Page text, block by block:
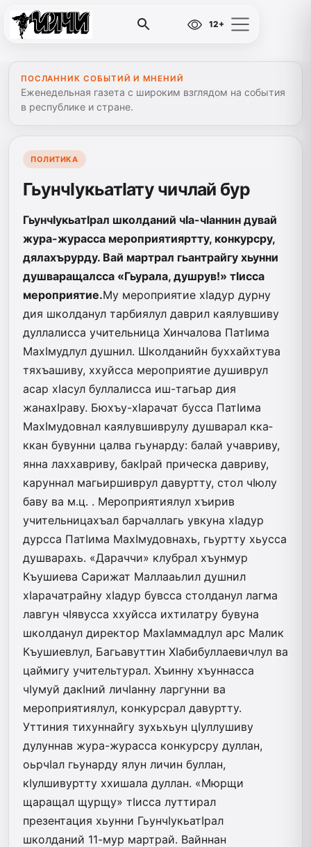
12+
ПОСЛАННИК СОБЫТИЙ И МНЕНИЙ
Еженедельная газета с широким взглядом на события
в республике и стране.
ПОЛИТИКА
ГьунчIукьатIату чичлай бур
ГьунчIукьатIрал школданий чIа-чIаннин дувай
жура-журасса мероприятияртту, конкурсру,
дялахърурду. Вай мартрал гьантрайгу хьунни
душваращалсса «Гьурала, душрув!» тIисса
мероприятие.Му мероприятие хIадур дурну
дия школданул тарбиялул даврил каялувшиву
дуллалисса учительница Хинчалова ПатIима
МахIмудлул душнил. Школданийн буххайхтува
тяхъашиву, ххуйсса мероприятие душиврул
асар хIасул буллалисса иш-тагьар дия
жанахIраву. Бюхъу-хIарачат бусса ПатIима
МахIмудовнал каялувшиврулу душварал кка­
ккан бувунни цалва гьунарду: балай учавриву,
янна лаххавриву, бакIрай прическа давриву,
каруннал магьиршиврул давуртту, стол чIюлу
баву ва м.ц. . Мероприятиялул хъирив
учительницахъал барчаллагь увкуна хIадур
дурсса ПатIима МахIмудовнахь, гьуртту хьусса
душварахь. «Дараччи» клубрал хъунмур
Къушиева Сарижат Маллааьлил душнил
хIарачатрайну хIадур бувсса столданул лагма
лавгун чIявусса ххуйсса ихтилатру бувуна
школданул директор МахIаммадлул арс Малик
Къушиевлул, Багьаву­ттин ХIабибуллаевичлул ва
цаймигу учительтурал. Хъинну хъуннасса
чIумуй дакIний личIанну ларгунни ва
мероприятиялул, конкурсрал давуртту.
Уттиния тихуннайгу зухьхьун цIуллушиву
дулуннав жура-журасса конкурсру дуллан,
оьрчIал гьунарду ялун личин буллан,
кIулшивуртту ххишала дуллан. «Мюрщи
щаращал щурщу» тIисса луттирал
презентация хьунни ГьунчIукьатIрал
школданий 11-мур мартрай. Вайннан